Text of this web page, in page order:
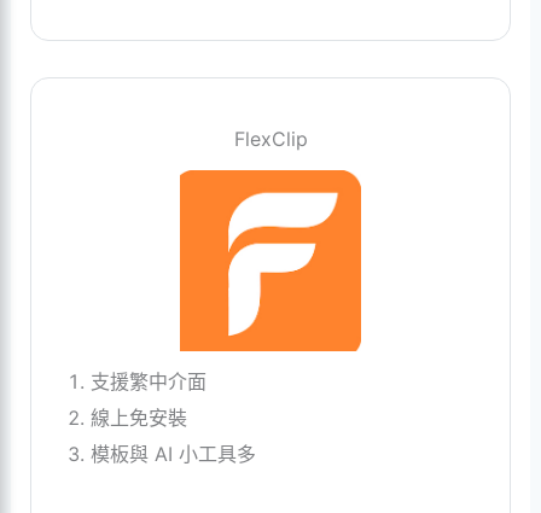
FlexClip
支援繁中介面
線上免安裝
模板與 AI 小工具多